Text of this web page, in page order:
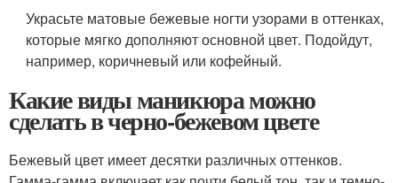
Украсьте матовые бежевые ногти узорами в оттенках,
которые мягко дополняют основной цвет. Подойдут,
например, коричневый или кофейный.
Какие виды маникюра можно
сделать в черно-бежевом цвете
Бежевый цвет имеет десятки различных оттенков.